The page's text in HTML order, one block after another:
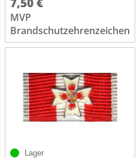
MVP
Brandschutzehrenzeichen
Lager